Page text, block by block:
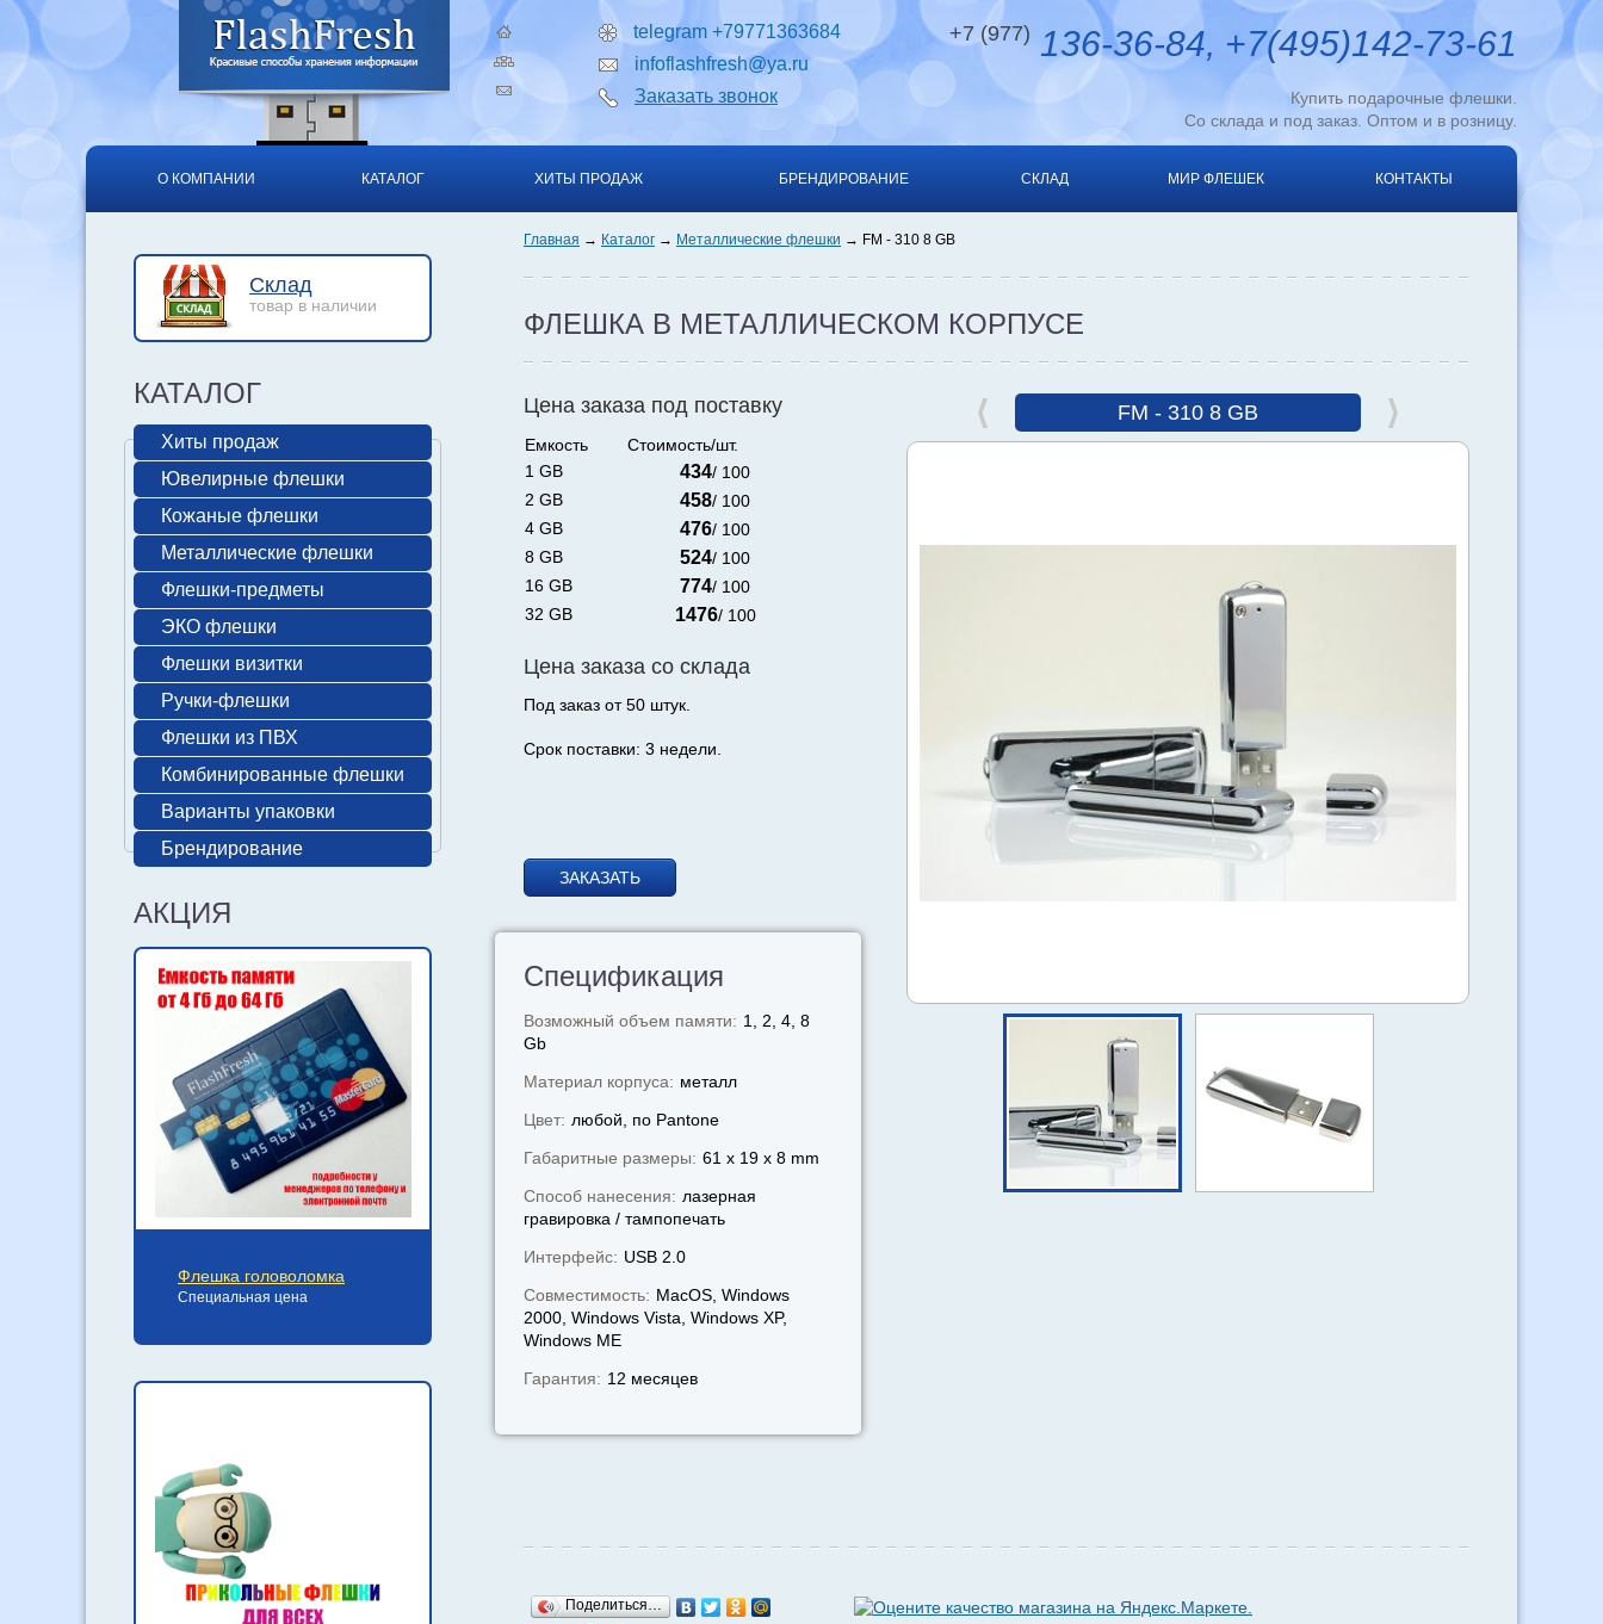
telegram +79771363684
infoflashfresh@ya.ru
Заказать звонок
+7 (977) 136-36-84, +7(495)142-73-61
Купить подарочные флешки.
Со склада и под заказ. Оптом и в розницу.
О КОМПАНИИ КАТАЛОГ ХИТЫ ПРОДАЖ БРЕНДИРОВАНИЕ СКЛАД МИР ФЛЕШЕК КОНТАКТЫ
Главная Каталог Металлические флешки FM - 310 8 GB
ФЛЕШКА В МЕТАЛЛИЧЕСКОМ КОРПУСЕ
FM - 310 8 GB
Цена заказа под поставку
Емкость
Стоимость/шт.
1 GB
434/ 100
2 GB
458/ 100
4 GB
476/ 100
8 GB
524/ 100
16 GB
774/ 100
32 GB
1476/ 100
Цена заказа со склада
Под заказ от 50 штук.
Срок поставки: 3 недели.
ЗАКАЗАТЬ
Спецификация
Возможный объем памяти: 1, 2, 4, 8
Gb
Материал корпуса: металл
Цвет: любой, по Pantone
Габаритные размеры: 61 x 19 x 8 mm
Способ нанесения: лазерная
гравировка / тампопечать
Интерфейс: USB 2.0
Совместимость: MacOS, Windows
2000, Windows Vista, Windows XP,
Windows МЕ
Гарантия: 12 месяцев
Поделиться…
Склад
товар в наличии
КАТАЛОГ
Хиты продаж
Ювелирные флешки
Кожаные флешки
Металлические флешки
Флешки-предметы
ЭКО флешки
Флешки визитки
Ручки-флешки
Флешки из ПВХ
Комбинированные флешки
Варианты упаковки
Брендирование
АКЦИЯ
Флешка головоломка
Специальная цена